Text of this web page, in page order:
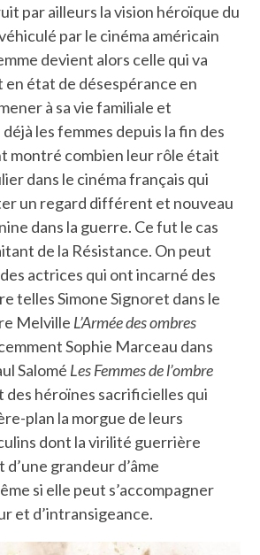
par ailleurs la vision héroïque du
par le cinéma américain
devient alors celle qui va
en état de désespérance en
à sa vie familiale et
les femmes depuis la fin des
montré combien leur rôle était
dans le cinéma français qui
un regard différent et nouveau
dans la guerre. Ce fut le cas
de la Résistance. On peut
actrices qui ont incarné des
telles Simone Signoret dans le
Melville L’Armée des ombres
Sophie Marceau dans
Salomé Les Femmes de l’ombre
des héroïnes sacrificielles qui
plan la morgue de leurs
dont la virilité guerrière
grandeur d’âme
si elle peut s’accompagner
et d’intransigeance.